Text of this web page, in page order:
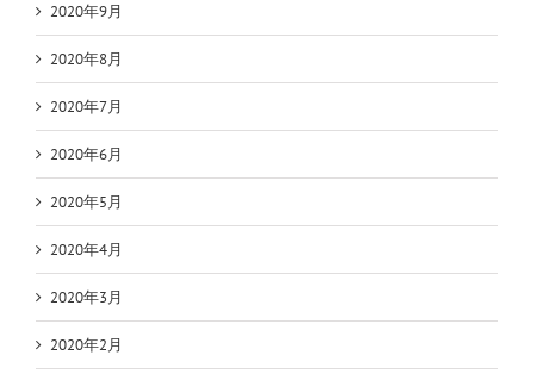
2020年9月
2020年8月
2020年7月
2020年6月
2020年5月
2020年4月
2020年3月
2020年2月